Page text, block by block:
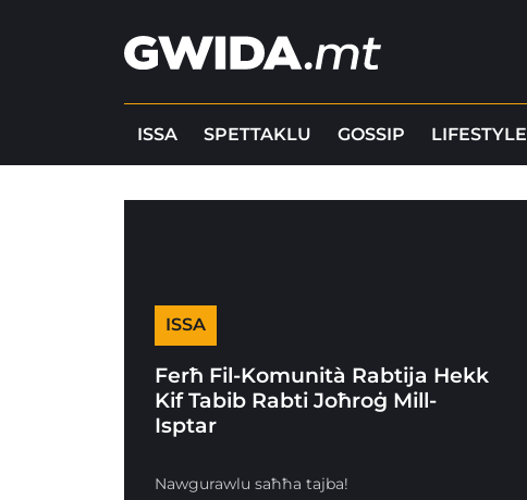
ISSA SPETTAKLU GOSSIP LIFESTYLE
ISSA
Ferħ Fil-Komunità Rabtija Hekk
Kif Tabib Rabti Joħroġ Mill-
Isptar
Nawgurawlu saħħa tajba!